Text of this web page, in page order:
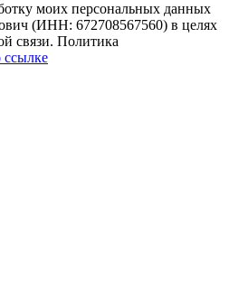
моих персональных данных
(ИНН: 672708567560) в целях
связи. Политика
ссылке